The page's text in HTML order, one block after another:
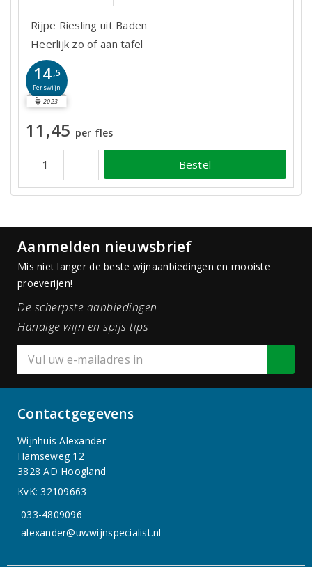
Rijpe Riesling uit Baden
Heerlijk zo of aan tafel
14,5
Perswijn
2023
11,45 per fles
Bestel
Aanmelden nieuwsbrief
Mis niet langer de beste wijnaanbiedingen en mooiste
proeverijen!
De scherpste aanbiedingen
Handige wijn en spijs tips
Contactgegevens
Wijnhuis Alexander
Hamseweg 12
3828 AD Hoogland
KvK: 32109663
033-4809096
alexander@uwwijnspecialist.nl